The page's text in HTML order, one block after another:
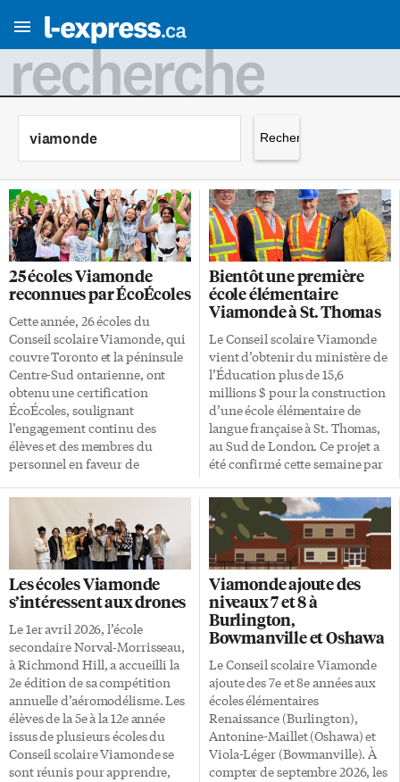
recherche
25 écoles Viamonde
reconnues par ÉcoÉcoles
Cette année, 26 écoles du
Conseil scolaire Viamonde, qui
couvre Toronto et la péninsule
Centre-Sud ontarienne, ont
obtenu une certification
ÉcoÉcoles, soulignant
l’engagement continu des
élèves et des membres du
personnel en faveur de
certification ÉcoÉcoles
reconnaît les établissements
scolaires qui mettent en place
des actions concrètes en
matière de développement
durable, allant de la réduction
des déchets au verdissement
des espaces scolaires. Avenir
durable Les écoles participantes
du Conseil documentent leurs
initiatives à travers les «10
actions étoiles», qui regroupent
les principaux projets
marquants menés au cours de
l’année. 16 écoles ont obtenu la
certification Platine, 7 […]
Bientôt une première
école élémentaire
Viamonde à St. Thomas
Le Conseil scolaire Viamonde
vient d’obtenir du ministère de
l’Éducation plus de 15,6
millions $ pour la construction
d’une école élémentaire de
langue française à St. Thomas,
au Sud de London. Ce projet a
été confirmé cette semaine par
la foulée de plusieurs annonces
portant sur des investissements
en immobilisations. La
nouvelle école, qui pourra
accueillir 262 élèves de
l’élémentaire, comprendra
également des espaces de
garderie, deux salles de
ressources, un gymnase ainsi
qu’une bibliothèque. Elle
contribuera à répondre aux
besoins des familles
francophones de la région et à
soutenir la vitalité de la
francophonie […]
Les écoles Viamonde
s’intéressent aux drones
Le 1er avril 2026, l’école
secondaire Norval‑Morrisseau,
à Richmond Hill, a accueilli la
2e édition de sa compétition
annuelle d’aéromodélisme. Les
élèves de la 5e à la 12e année
issus de plusieurs écoles du
Conseil scolaire Viamonde se
sont réunis pour apprendre,
Viamonde ajoute des
niveaux 7 et 8 à
Burlington,
Bowmanville et Oshawa
Le Conseil scolaire Viamonde
ajoute des 7e et 8e années aux
écoles élémentaires
Renaissance (Burlington),
Antonine-Maillet (Oshawa) et
Viola-Léger (Bowmanville). À
compter de septembre 2026, les